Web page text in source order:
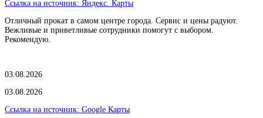
Ссылка на источник: Яндекс. Карты
Отличный прокат в самом центре города. Сервис и цены радуют.
Вежливые и приветливые сотрудники помогут с выбором.
Рекомендую.
03.08.2026
03.08.2026
Ссылка на источник: Google Карты